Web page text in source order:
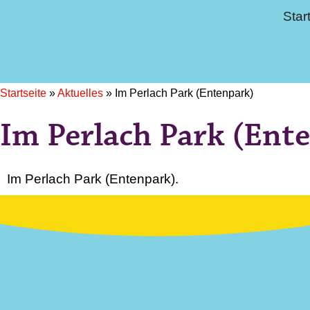
Start
Startseite »Aktuelles » Im Perlach Park (Entenpark)
Im Perlach Park
Im Perlach Park (Entenpark).